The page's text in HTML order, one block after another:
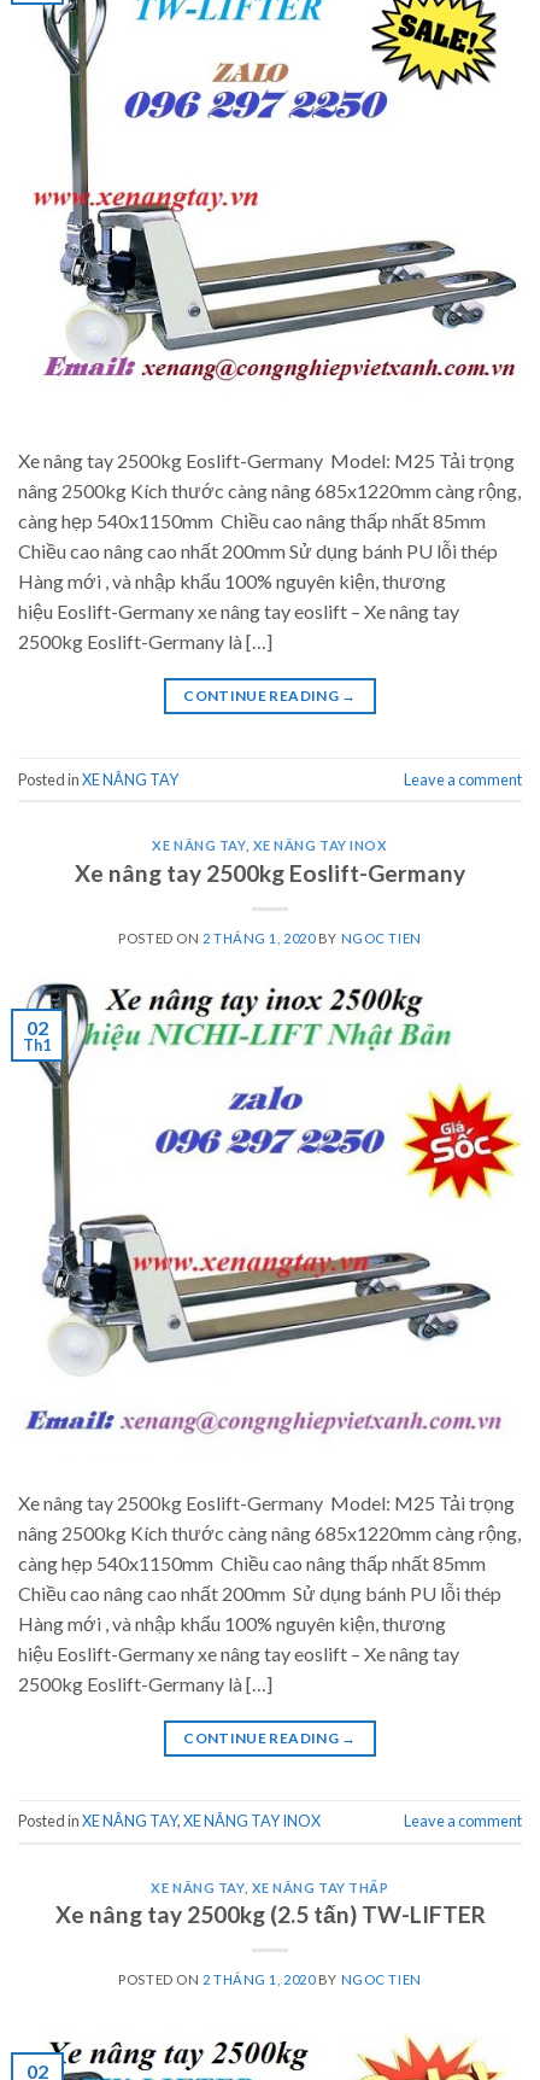
Xe nâng tay 2500kg Eoslift-Germany Model: M25 Tải trọng
nâng 2500kg Kích thước càng nâng 685x1220mm càng rộng,
càng hẹp 540x1150mm Chiều cao nâng thấp nhất 85mm
Chiều cao nâng cao nhất 200mm Sử dụng bánh PU lỗi thép
Hàng mới , và nhập khẩu 100% nguyên kiện, thương
hiệu Eoslift-Germany xe nâng tay eoslift – Xe nâng tay
2500kg Eoslift-Germany là […]
CONTINUE READING →
Posted inXE NÂNG TAY Leave a comment
XE NÂNG TAY, XE NÂNG TAY INOX
Xe nâng tay 2500kg Eoslift-Germany
POSTED ON 2 THÁNG 1, 2020BY NGOC TIEN
02
Th1
Xe nâng tay 2500kg Eoslift-Germany Model: M25 Tải trọng
nâng 2500kg Kích thước càng nâng 685x1220mm càng rộng,
càng hẹp 540x1150mm Chiều cao nâng thấp nhất 85mm
Chiều cao nâng cao nhất 200mm Sử dụng bánh PU lỗi thép
Hàng mới , và nhập khẩu 100% nguyên kiện, thương
hiệu Eoslift-Germany xe nâng tay eoslift – Xe nâng tay
2500kg Eoslift-Germany là […]
CONTINUE READING →
Posted inXE NÂNG TAY,XE NÂNG TAY INOX Leave a comment
XE NÂNG TAY, XE NÂNG TAY THẤP
Xe nâng tay 2500kg (2.5 tấn) TW-LIFTER
POSTED ON 2 THÁNG 1, 2020BY NGOC TIEN
02